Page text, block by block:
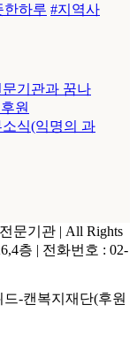
한하루 #지역사
기관과 꿈나
원
식(익명의 과
문기관 | All Rights
층 | 전화번호 : 02-
드-캔복지재단(후원